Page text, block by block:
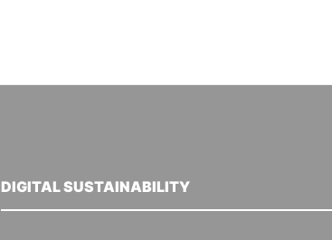
DIGITAL SUSTAINABILITY